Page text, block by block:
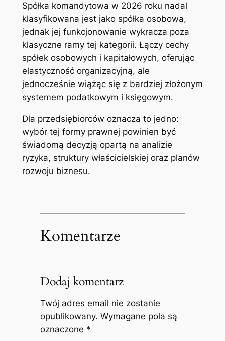
Spółka komandytowa w 2026 roku nadal
klasyfikowana jest jako spółka osobowa,
jednak jej funkcjonowanie wykracza poza
klasyczne ramy tej kategorii. Łączy cechy
spółek osobowych i kapitałowych, oferując
elastyczność organizacyjną, ale
jednocześnie wiążąc się z bardziej złożonym
systemem podatkowym i księgowym.
Dla przedsiębiorców oznacza to jedno:
wybór tej formy prawnej powinien być
świadomą decyzją opartą na analizie
ryzyka, struktury właścicielskiej oraz planów
rozwoju biznesu.
Komentarze
Dodaj komentarz
Twój adres email nie zostanie
opublikowany. Wymagane pola są
oznaczone *